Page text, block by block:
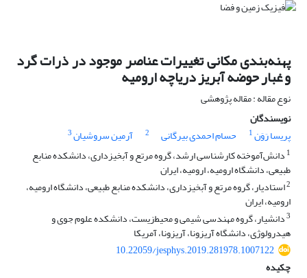
پهنه‌بندی مکانی تغییرات عناصر موجود در ذرات گرد
و غبار حوضه آبریز دریاچه ارومیه
نوع مقاله : مقاله پژوهشی
نویسندگان
پریسا رَوَن1 حسام احمدی بیرگانی 2 آرمین سروشیان3
1 دانش‌آموخته کارشناسی ارشد، گروه مرتع و آبخیزداری، دانشکده منابع
طبیعی، دانشگاه ارومیه، ارومیه، ایران
2استادیار، گروه مرتع و آبخیزداری، دانشکده منابع طبیعی، دانشگاه ارومیه،
ارومیه، ایران
3دانشیار، گروه مهندسی شیمی و محیط‌زیست، دانشکده علوم جوی و
هیدرولوژی، دانشگاه آریزونا، آریزونا، آمریکا
10.22059/jesphys.2019.281978.1007122
چکیده